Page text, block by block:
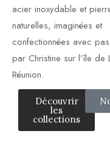
acier inoxydable et
naturelles, imaginées et
confectionnées avec
par Christine sur l’île de
Réunion.
Découvrir
les
collections